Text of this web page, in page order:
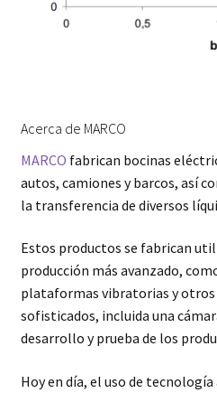
Acerca de MARCO
MARCO fabrican bocinas
autos, camiones y barcos, así
la transferencia de diversos
Estos productos se fabrican
producción más avanzado,
plataformas vibratorias y
sofisticados, incluida una
desarrollo y prueba de los
Hoy en día, el uso de